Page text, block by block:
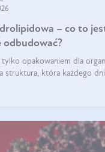
– co to
odbudować?
opakowaniem dla
struktura, która każdego
Jednym z jej kluczowych